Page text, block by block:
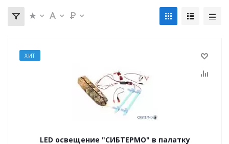
ХИТ
LED освещение "СИБТЕРМО" в палатку